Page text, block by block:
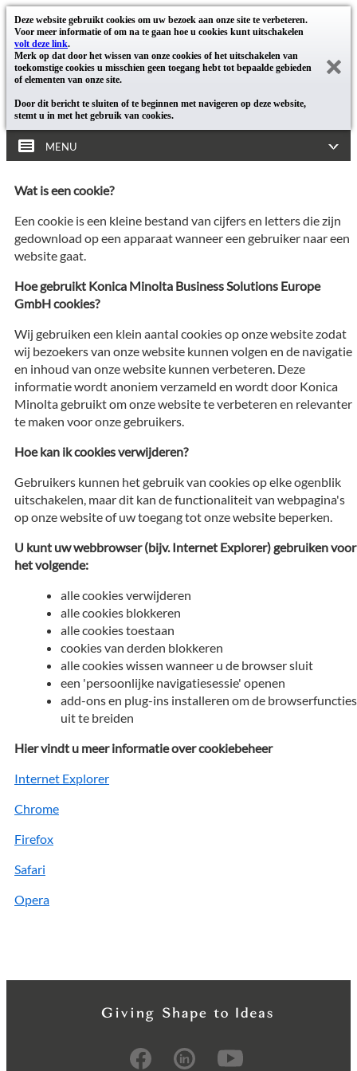
Deze website gebruikt cookies om uw bezoek aan onze site te verbeteren.
Voor meer informatie of om na te gaan hoe u cookies kunt uitschakelen
volt deze link.
Merk op dat door het wissen van onze cookies of het uitschakelen van
toekomstige cookies u misschien geen toegang hebt tot bepaalde gebieden
of elementen van onze site.
Door dit bericht te sluiten of te beginnen met navigeren op deze website,
stemt u in met het gebruik van cookies.
MENU
Wat is een cookie?
Een cookie is een kleine bestand van cijfers en letters die zijn
gedownload op een apparaat wanneer een gebruiker naar een
website gaat.
Hoe gebruikt Konica Minolta Business Solutions Europe
GmbH cookies?
Wij gebruiken een klein aantal cookies op onze website zodat
wij bezoekers van onze website kunnen volgen en de navigatie
en inhoud van onze website kunnen verbeteren. Deze
informatie wordt anoniem verzameld en wordt door Konica
Minolta gebruikt om onze website te verbeteren en relevanter
te maken voor onze gebruikers.
Hoe kan ik cookies verwijderen?
Gebruikers kunnen het gebruik van cookies op elke ogenblik
uitschakelen, maar dit kan de functionaliteit van webpagina's
op onze website of uw toegang tot onze website beperken.
U kunt uw webbrowser (bijv. Internet Explorer) gebruiken voor
het volgende:
alle cookies verwijderen
alle cookies blokkeren
alle cookies toestaan
cookies van derden blokkeren
alle cookies wissen wanneer u de browser sluit
een 'persoonlijke navigatiesessie' openen
add-ons en plug-ins installeren om de browserfuncties
uit te breiden
Hier vindt u meer informatie over cookiebeheer
Internet Explorer
Chrome
Firefox
Safari
Opera